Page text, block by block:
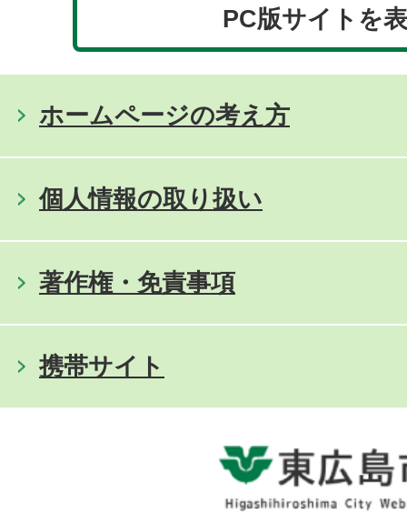
PC版サイトを
ホームページの考え方
個人情報の取り扱い
著作権・免責事項
携帯サイト